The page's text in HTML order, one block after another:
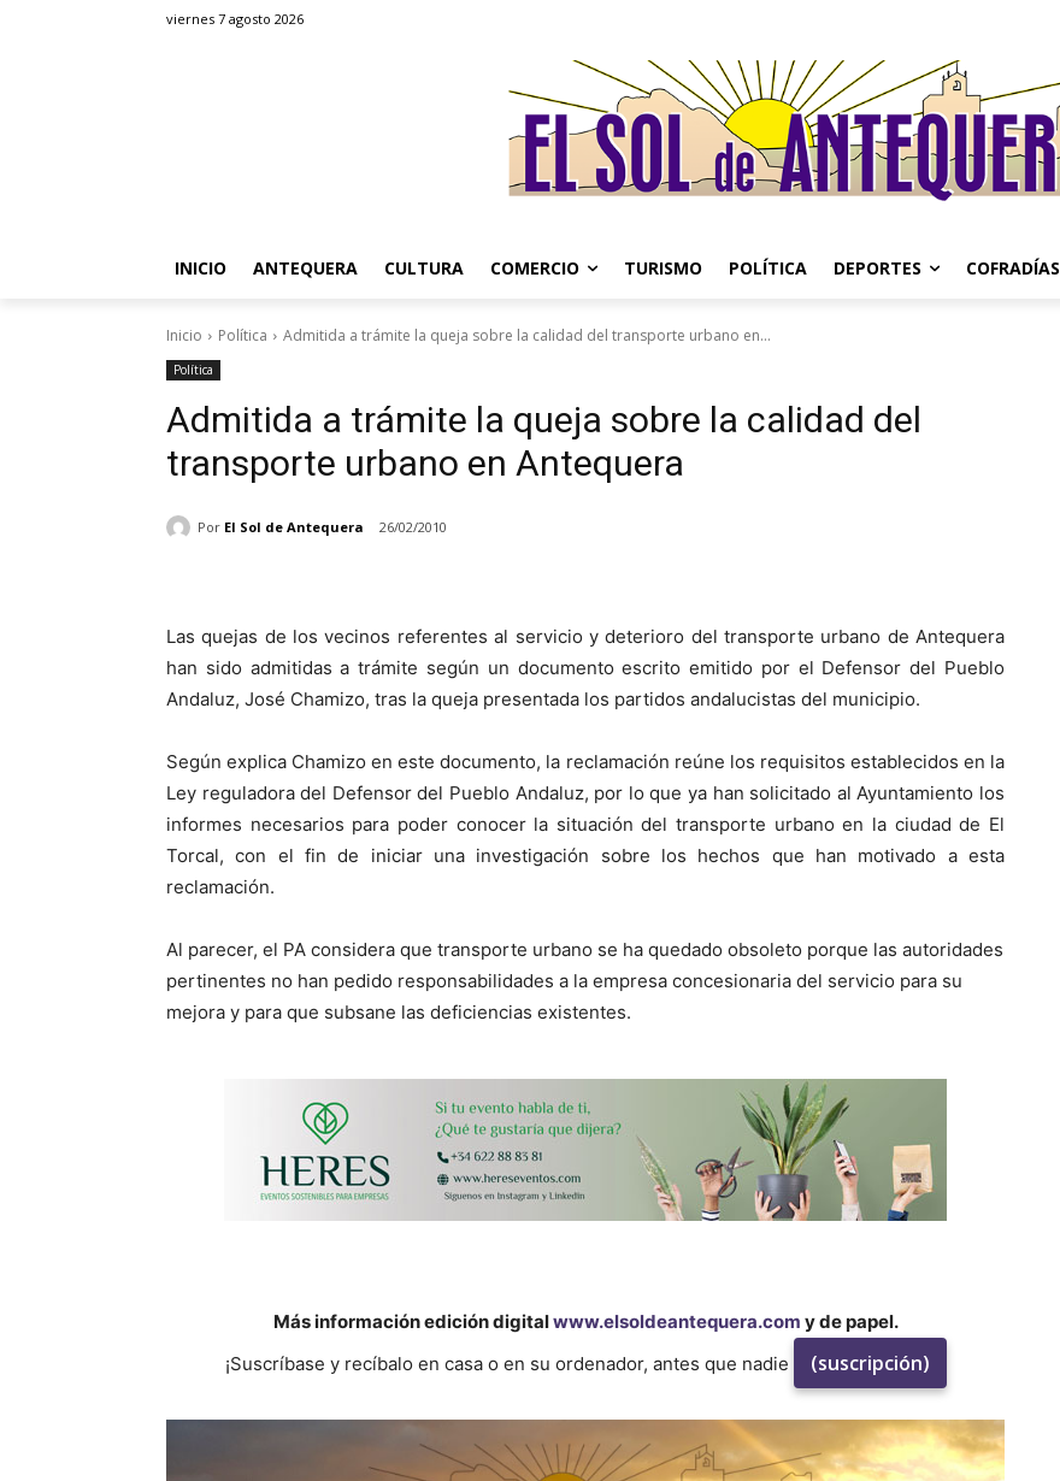
viernes 7 agosto 2026
INICIO ANTEQUERA CULTURA COMERCIO TURISMO POLÍTICA DEPORTES COFRADÍAS
Inicio Política Admitida a trámite la queja sobre la calidad del transporte urbano en...
Política
Admitida a trámite la queja sobre la calidad del
transporte urbano en Antequera
Por El Sol de Antequera 26/02/2010
Las quejas de los vecinos referentes al servicio y deterioro del transporte urbano de Antequera
han sido admitidas a trámite según un documento escrito emitido por el Defensor del Pueblo
Andaluz, José Chamizo, tras la queja presentada los partidos andalucistas del municipio.
Según explica Chamizo en este documento, la reclamación reúne los requisitos establecidos en la
Ley reguladora del Defensor del Pueblo Andaluz, por lo que ya han solicitado al Ayuntamiento los
informes necesarios para poder conocer la situación del transporte urbano en la ciudad de El
Torcal, con el fin de iniciar una investigación sobre los hechos que han motivado a esta
reclamación.
Al parecer, el PA considera que transporte urbano se ha quedado obsoleto porque las autoridades
pertinentes no han pedido responsabilidades a la empresa concesionaria del servicio para su
mejora y para que subsane las deficiencias existentes.
Más información edición digitalwww.elsoldeantequera.com y de papel.
¡Suscríbase y recíbalo en casa o en su ordenador, antes que nadie
(suscripción)